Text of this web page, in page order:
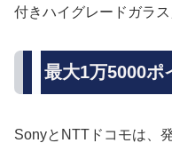
付きハイグレードガラス
最大1万5000ポ
SonyとNTTドコモは、